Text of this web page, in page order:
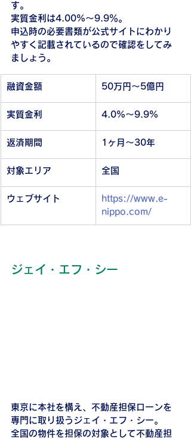
す。
実質金利は4.00%～9.9％。
申込時の必要書類が公式サイトにわかり
やすく記載されているので確認をしてみ
ましょう。
融資金額 50万円～5億円
実質金利 4.0%～9.9%
返済期間 1ヶ月～30年
対象エリア 全国
ウェブサイト
https://www.e-
nippo.com/
ジェイ・エフ・シー
東京に本社を構え、不動産担保ローンを
専門に取り扱うジェイ・エフ・シー。
全国の物件を担保の対象として不動産担